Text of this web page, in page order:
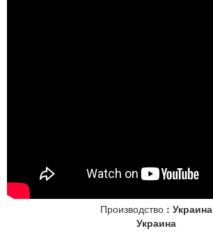
Производство : Украина
Украина